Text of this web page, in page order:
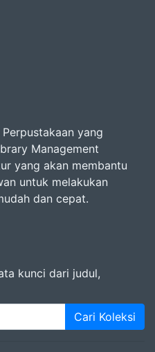
yang
Management
yang akan membantu
untuk melakukan
dan cepat.
kunci dari judul,
Cari Koleksi